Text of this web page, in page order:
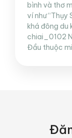
bình và thơ
ví như “Thụy
khá đông du
chiai_0102
Đầu thuộc